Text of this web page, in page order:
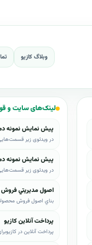
وبلاگ کازیو
لینک‌های سایت و
پیش نمایش نمونه
در ویدئوی زیر
پیش نمایش نمونه
در ویدئوی زیر
اصول مديريتي فروش
بناي اصول فروش
پرداخت آنلاین کازیو
پرداخت آنلاین در